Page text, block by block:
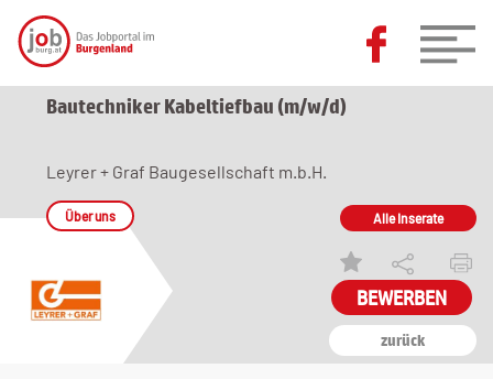
Bautechniker Kabeltiefbau (m/w/d)
zurück
Leyrer + Graf Baugesellschaft m.b.H.
Über uns Alle Inserate